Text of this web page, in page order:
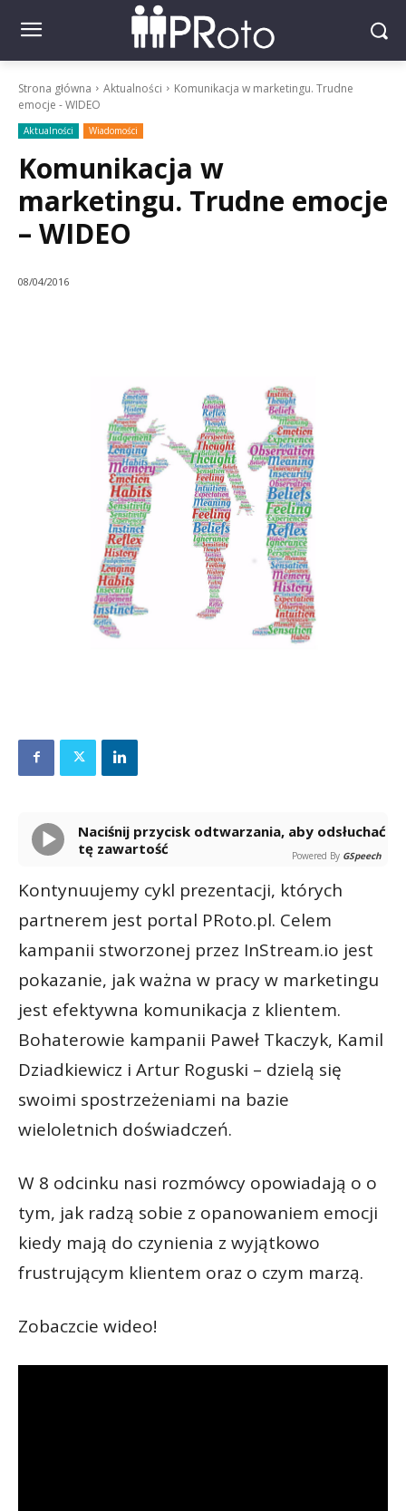
Strona główna Aktualności
Komunikacja w marketingu. Trudne
emocje - WIDEO
Aktualności Wiadomości
Komunikacja w
marketingu. Trudne emocje
– WIDEO
08/04/2016
Naciśnij przycisk odtwarzania, aby odsłuchać
tę zawartość
Powered By GSpeech
Kontynuujemy cykl prezentacji, których
partnerem jest portal PRoto.pl. Celem
kampanii stworzonej przez InStream.io jest
pokazanie, jak ważna w pracy w marketingu
jest efektywna komunikacja z klientem.
Bohaterowie kampanii Paweł Tkaczyk, Kamil
Dziadkiewicz i Artur Roguski – dzielą się
swoimi spostrzeżeniami na bazie
wieloletnich doświadczeń.
W 8 odcinku nasi rozmówcy opowiadają o o
tym, jak radzą sobie z opanowaniem emocji
kiedy mają do czynienia z wyjątkowo
frustrującym klientem oraz o czym marzą.
Zobaczcie wideo!